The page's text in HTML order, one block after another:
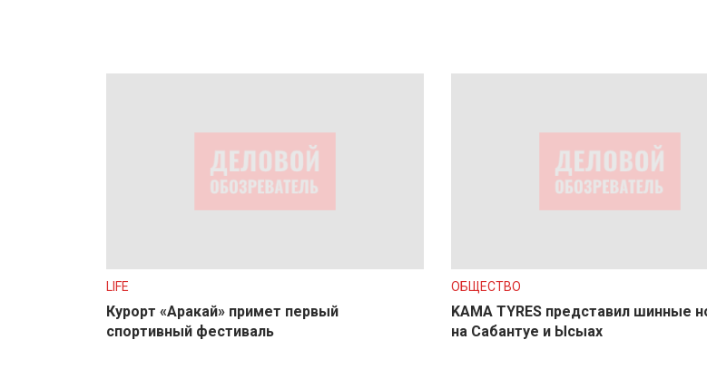
LIFE
Курорт «Аракай» примет первый
спортивный фестиваль
ОБЩЕСТВО
KAMA TYRES представил шинные
на Сабантуе и Ысыах